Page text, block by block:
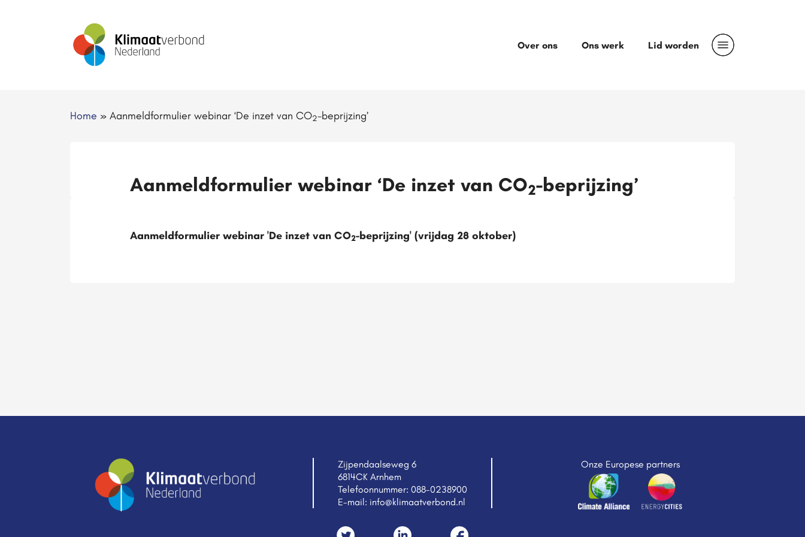
Over ons Ons werk Lid worden
Home » Aanmeldformulier webinar ‘De inzet van CO2-beprijzing’
Aanmeldformulier webinar ‘De inzet van CO2-beprijzing’
Aanmeldformulier webinar 'De inzet van CO2-beprijzing' (vrijdag 28 oktober)
Zijpendaalseweg 6
6814CK Arnhem
Telefoonnummer: 088-0238900
E-mail: info@klimaatverbond.nl
Onze Europese partners